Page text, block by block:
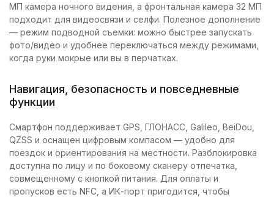
МП камера ночного видения, а фронтальная камера 32 МП
подходит для видеосвязи и селфи. Полезное дополнение
— режим подводной съемки: можно быстрее запускать
фото/видео и удобнее переключаться между режимами,
когда руки мокрые или вы в перчатках.
Навигация, безопасность и повседневные
функции
Смартфон поддерживает GPS, ГЛОНАСС, Galileo, BeiDou,
QZSS и оснащен цифровым компасом — удобно для
поездок и ориентирования на местности. Разблокировка
доступна по лицу и по боковому сканеру отпечатка,
совмещенному с кнопкой питания. Для оплаты и
пропусков есть NFC, а ИК-порт пригодится, чтобы